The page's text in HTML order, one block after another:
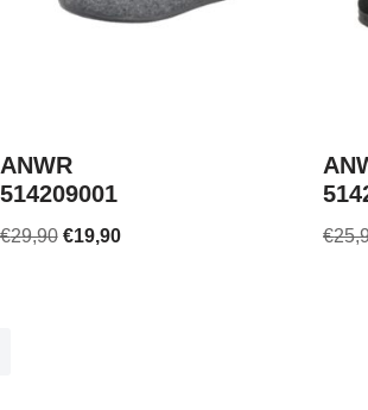
ANWR
514209001
€29,90 €19,90 €